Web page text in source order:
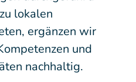
lokalen
ergänzen wir
und
nachhaltig.